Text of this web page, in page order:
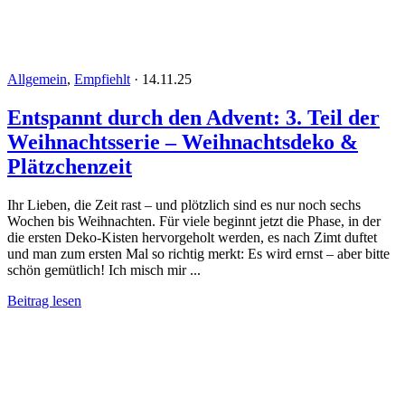
Allgemein, Empfiehlt · 14.11.25
Entspannt durch den Advent: 3. Teil der
Weihnachtsserie – Weihnachtsdeko &
Plätzchenzeit
Ihr Lieben, die Zeit rast – und plötzlich sind es nur noch sechs
Wochen bis Weihnachten. Für viele beginnt jetzt die Phase, in der
die ersten Deko-Kisten hervorgeholt werden, es nach Zimt duftet
und man zum ersten Mal so richtig merkt: Es wird ernst – aber bitte
schön gemütlich! Ich misch mir ...
Beitrag lesen